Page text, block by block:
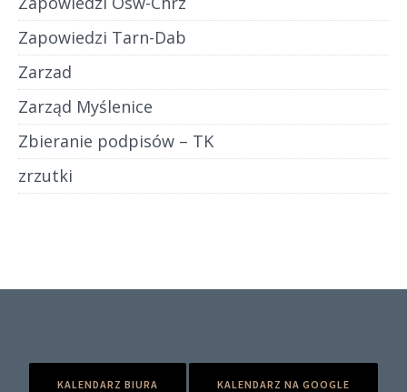
Zapowiedzi Tarn-Dab
Zarzad
Zarząd Myślenice
Zbieranie podpisów – TK
zrzutki
KALENDARZ BIURA KALENDARZ NA GOOGLE